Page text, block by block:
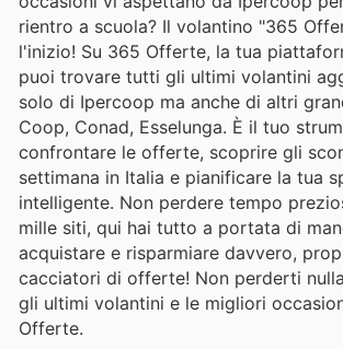
rientro a scuola? Il volantino "365
l'inizio! Su 365 Offerte, la tua
puoi trovare tutti gli ultimi volantini
solo di Ipercoop ma anche di altri
Coop, Conad, Esselunga. È il tuo
confrontare le offerte, scoprire gli
settimana in Italia e pianificare la tua
intelligente. Non perdere tempo
mille siti, qui hai tutto a portata di
acquistare e risparmiare davvero,
cacciatori di offerte! Non perderti
gli ultimi volantini e le migliori
Offerte.